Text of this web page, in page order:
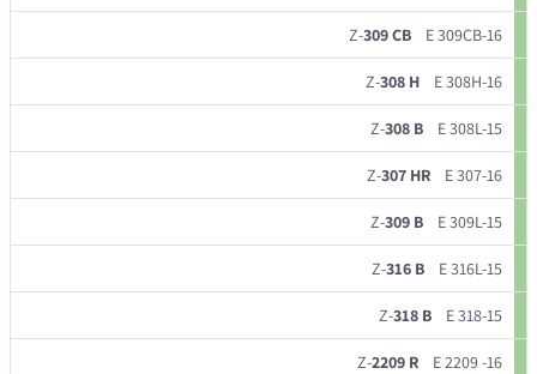
Z-309 CB E 309CB-16
Z-308 H E 308H-16
Z-308 B E 308L-15
Z-307 HR E 307-16
Z-309 B E 309L-15
Z-316 B E 316L-15
Z-318 B E 318-15
Z-2209 R E 2209 -16